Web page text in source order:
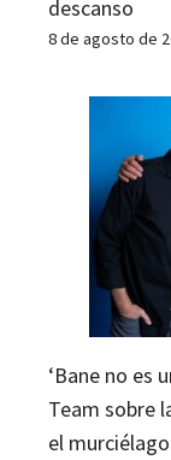
descanso
8 de agosto de
‘Bane no es
Team sobre
el murciélago